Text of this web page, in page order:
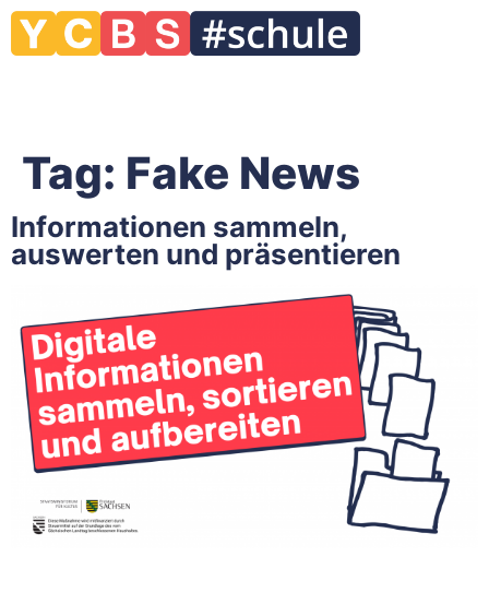
Tag: Fake News
Informationen sammeln,
auswerten und präsentieren